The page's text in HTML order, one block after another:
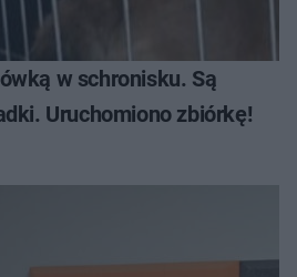
w schronisku. Są
Uruchomiono zbiórkę!